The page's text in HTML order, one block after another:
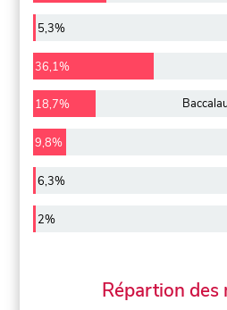
5,3%
36,1%
18,7%
9,8%
6,3%
2%
Répartion des